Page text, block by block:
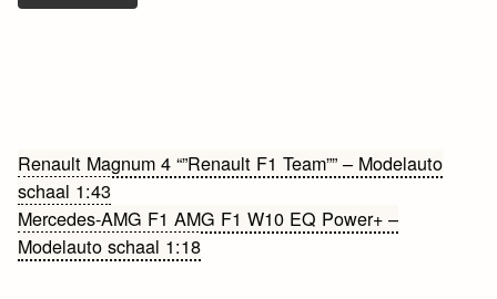
Bericht
navigatie
Renault Magnum 4 “”Renault F1 Team”” – Modelauto
schaal 1:43
Mercedes-AMG F1 AMG F1 W10 EQ Power+ –
Modelauto schaal 1:18